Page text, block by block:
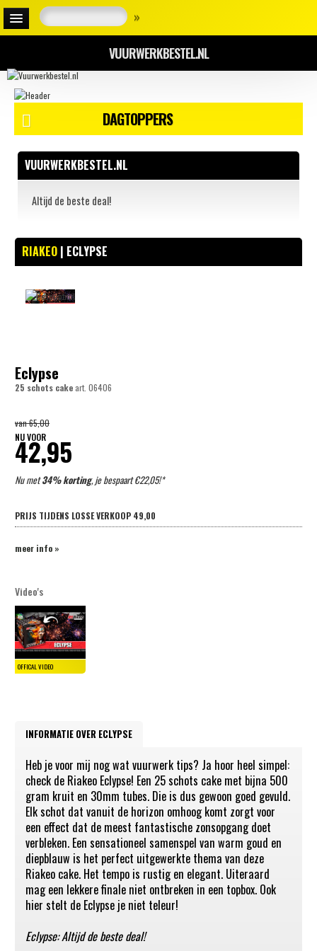
»
VUURWERKBESTEL.NL
DAGTOPPERS
VUURWERKBESTEL.NL
Altijd de beste deal!
RIAKEO | ECLYPSE
Eclypse
25 schots cakeart. 06406
van65,00
NU VOOR
42,95
Nu met34% korting, je bespaart €22,05!*
PRIJS TIJDENS LOSSE VERKOOP 49,00
meer info »
Video's
INFORMATIE OVER ECLYPSE
Heb je voor mij nog wat vuurwerk tips? Ja hoor heel simpel:
check de Riakeo Eclypse! Een 25 schots cake met bijna 500
gram kruit en 30mm tubes. Die is dus gewoon goed gevuld.
Elk schot dat vanuit de horizon omhoog komt zorgt voor
een effect dat de meest fantastische zonsopgang doet
verbleken. Een sensationeel samenspel van warm goud en
diepblauw is het perfect uitgewerkte thema van deze
Riakeo cake. Het tempo is rustig en elegant. Uiteraard
mag een lekkere finale niet ontbreken in een topbox. Ook
hier stelt de Eclypse je niet teleur!
Eclypse: Altijd de beste deal!